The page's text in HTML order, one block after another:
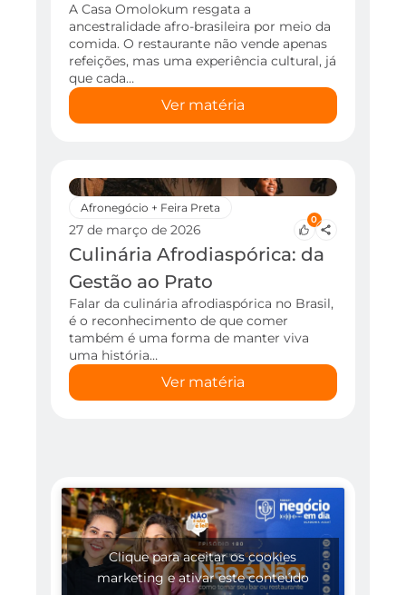
A Casa Omolokum resgata a
ancestralidade afro-brasileira por meio da
comida. O restaurante não vende apenas
refeições, mas uma experiência cultural, já
que cada…
Ver matéria
Afronegócio + Feira Preta
27 de março de 2026
0
Culinária Afrodiaspórica: da
Gestão ao Prato
Falar da culinária afrodiaspórica no Brasil,
é o reconhecimento de que comer
também é uma forma de manter viva
uma história…
Ver matéria
Clique para aceitar os cookies
marketing e ativar este conteúdo